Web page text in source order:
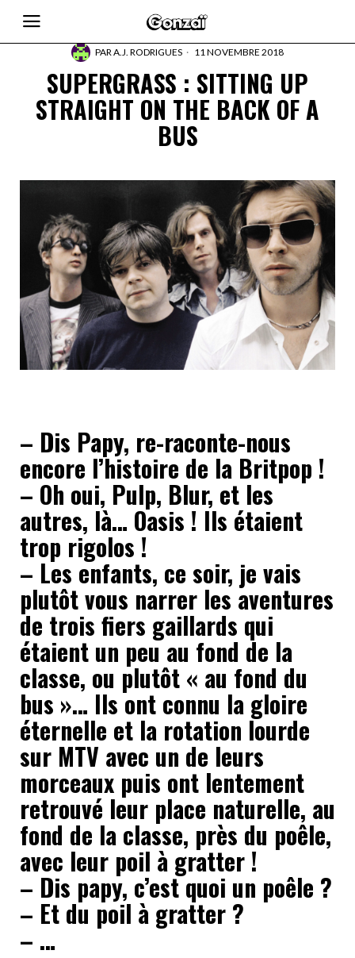
PARA.J. RODRIGUES 11 NOVEMBRE 2018
SUPERGRASS : SITTING UP
STRAIGHT ON THE BACK OF A
BUS
– Dis Papy, re-raconte-nous
encore l’histoire de la Britpop !
– Oh oui, Pulp, Blur, et les
autres, là… Oasis ! Ils étaient
trop rigolos !
– Les enfants, ce soir, je vais
plutôt vous narrer les aventures
de trois fiers gaillards qui
étaient un peu au fond de la
classe, ou plutôt « au fond du
bus »… Ils ont connu la gloire
éternelle et la rotation lourde
sur MTV avec un de leurs
morceaux puis ont lentement
retrouvé leur place naturelle, au
fond de la classe, près du poêle,
avec leur poil à gratter !
– Dis papy, c’est quoi un poêle ?
– Et du poil à gratter ?
– …